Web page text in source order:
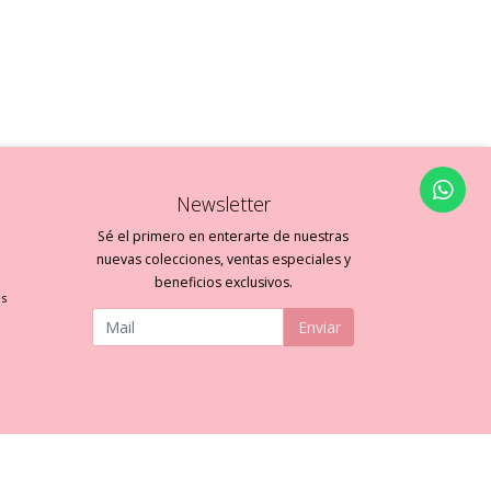
Newsletter
Sé el primero en enterarte de nuestras
nuevas colecciones, ventas especiales y
beneficios exclusivos.
Enviar